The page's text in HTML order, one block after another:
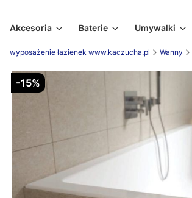
Akcesoria Baterie Umywalki
wyposażenie łazienek www.kaczucha.pl Wanny
-15%